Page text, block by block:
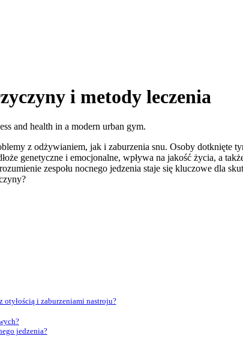
i metody leczenia
z odżywianiem, jak i zaburzenia snu. Osoby dotknięte
genetyczne i emocjonalne, wpływa na jakość życia, a
zespołu nocnego jedzenia staje się kluczowe dla
otyłością i zaburzeniami nastroju?
jedzenia?